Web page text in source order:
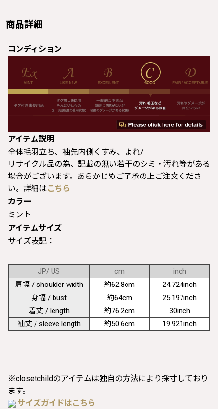
商品詳細
コンディション
アイテム説明
全体毛羽立ち、袖先内側くすみ、よれ/
リサイクル品の為、記載の無い若干のシミ・汚れ等がある
場合がございます。あらかじめご了承の上ご注文くださ
い。詳細は こちら
カラー
ミント
アイテムサイズ
サイズ表記：
JP/ US cm
inch
肩幅 / shoulder width
約62.8cm
24.724inch
身幅 / bust
約64cm
25.197inch
着丈 / length
約76.2cm
30inch
袖丈 / sleeve length
約50.6cm 19.921inch
※closetchildのアイテムは独自の方法により採寸しており
ます。
サイズガイドはこちら